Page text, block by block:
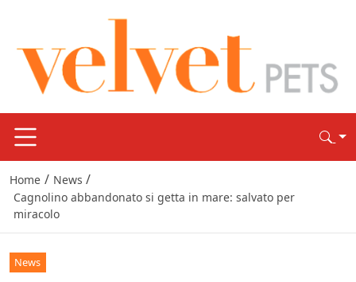
Home / News /
Cagnolino abbandonato si getta in mare: salvato per
miracolo
News